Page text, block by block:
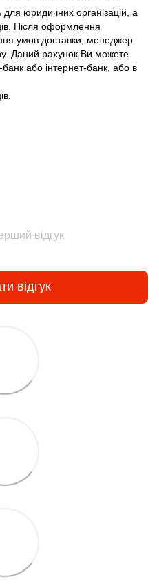
юридичних організацій, а
Після оформлення
умов доставки, менеджер
Даний рахунок Ви можете
або інтернет-банк, або в
відгук
відгук